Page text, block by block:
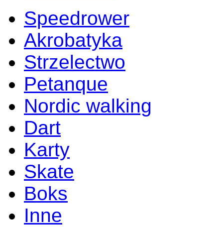
Speedrower
Akrobatyka
Strzelectwo
Petanque
Nordic walking
Dart
Karty
Skate
Boks
Inne